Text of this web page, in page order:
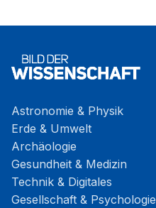
Astronomie & Physik
Erde & Umwelt
Archäologie
Gesundheit & Medizin
Technik & Digitales
Gesellschaft & Psychologie